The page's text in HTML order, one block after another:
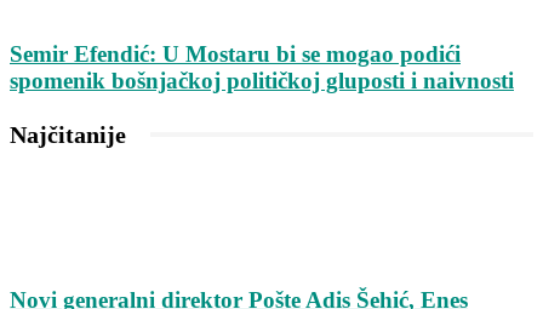
Semir Efendić: U Mostaru bi se mogao podići
spomenik bošnjačkoj političkoj gluposti i naivnosti
Najčitanije
Novi generalni direktor Pošte Adis Šehić, Enes